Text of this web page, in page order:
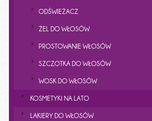
ODŚWIEŻACZ
ŻEL DO WŁOSÓW
PROSTOWANIE WŁOSÓW
SZCZOTKA DO WŁOSÓW
WOSK DO WŁOSÓW
KOSMETYKI NA LATO
LAKIERY DO WŁOSÓW